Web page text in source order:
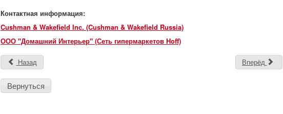
Контактная информация:
Cushman & Wakefield Inc. (Cushman & Wakefield Russia)
ООО "Домашний Интерьер" (Сеть гипермаркетов Hoff)
Назад Вперёд
Вернуться